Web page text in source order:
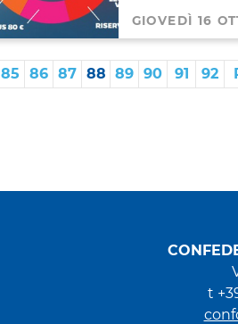
GIOVEDÌ 16
85 86 87 88 89 90 91 92
t